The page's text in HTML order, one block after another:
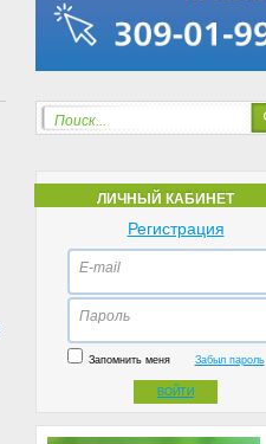
Поиск...
ЛИЧНЫЙ КАБИНЕТ
Регистрация
E-mail
Пароль
Запомнить меня Забыл пароль
ВОЙТИ